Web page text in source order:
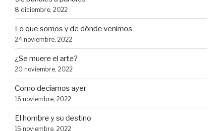
8 diciembre, 2022
Lo que somos y de dónde venimos
24 noviembre, 2022
¿Se muere el arte?
20 noviembre, 2022
Como decíamos ayer
16 noviembre, 2022
El hombre y su destino
15 noviembre, 2022